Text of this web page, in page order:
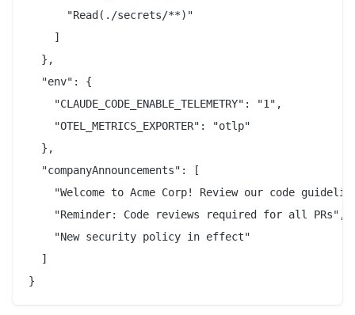
      "Read(./secrets/**)"
    ]
  },
  "env": {
    "CLAUDE_CODE_ENABLE_TELEMETRY": "1",
    "OTEL_METRICS_EXPORTER": "otlp"
  },
  "companyAnnouncements": [
"Welcome to Acme Corp! Review our code
    "Reminder: Code reviews required for all PRs",
    "New security policy in effect"
  ]
}